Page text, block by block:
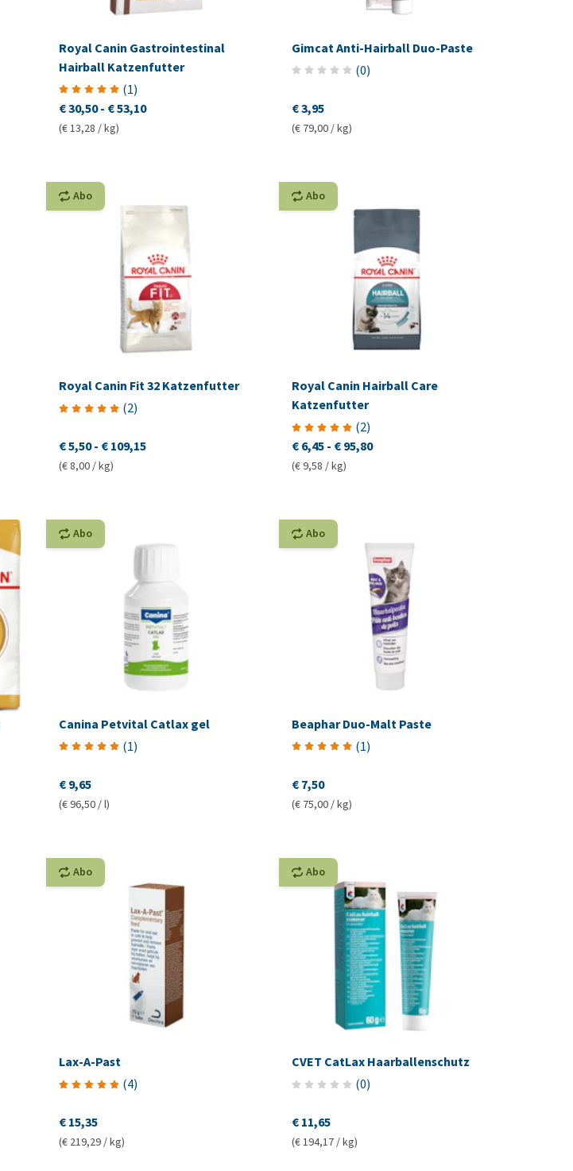
Royal Canin Gastrointestinal
Hairball Katzenfutter
(1)
€ 30,50 - € 53,10
(€ 13,28 / kg)
Gimcat Anti-Hairball Duo-Paste
(0)
€ 3,95
(€ 79,00 / kg)
Abo
Royal Canin Fit 32 Katzenfutter
(2)
€ 5,50 - € 109,15
(€ 8,00 / kg)
Abo
Royal Canin Hairball Care
Katzenfutter
(2)
€ 6,45- € 95,80
(€ 9,58 / kg)
Abo
Canina Petvital Catlax gel
(1)
€ 9,65
(€ 96,50 / l)
Abo
Beaphar Duo-Malt Paste
(1)
€ 7,50
(€ 75,00 / kg)
Abo
Lax-A-Past
(4)
€ 15,35
(€ 219,29 / kg)
Abo
CVET CatLax Haarballenschutz
(0)
€ 11,65
(€ 194,17 / kg)